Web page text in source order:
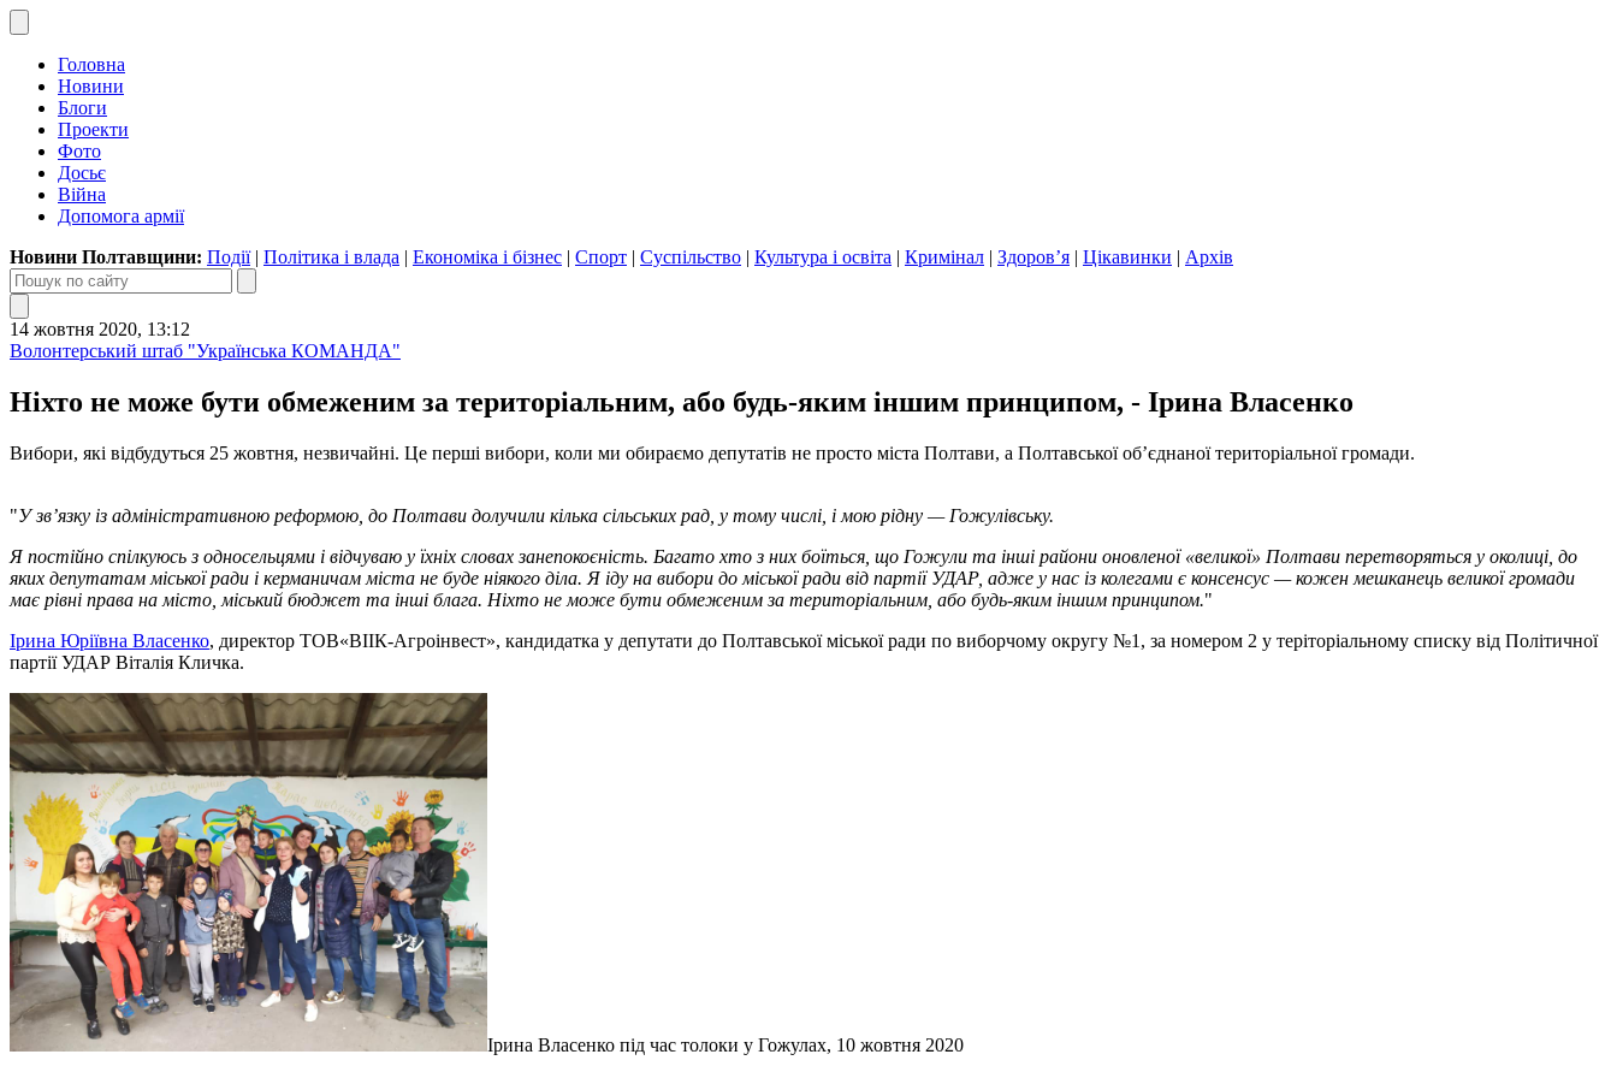
Головна
Новини
Блоги
Проекти
Фото
Досьє
Війна
Допомога армії
Новини Полтавщини: Події| Політика і влада | Економіка і бізнес | Спорт | Суспільство | Культура і освіта | Кримінал | Здоров’я | Цікавинки | Архів
14 жовтня 2020, 13:12
Волонтерський штаб "Українська КОМАНДА"
Ніхто не може бути обмеженим за територіальним, або будь-яким іншим принципом, - Ірина Власенко
Вибори, які відбудуться 25 жовтня, незвичайні. Це перші вибори, коли ми обираємо депутатів не просто міста Полтави, а Полтавської об’єднаної територіальної громади.
"У зв’язку із адміністративною реформою, до Полтави долучили кілька сільських рад, у тому числі, і мою рідну — Гожулівську.
Я постійно спілкуюсь з односельцями і відчуваю у їхніх словах занепокоєність. Багато хто з них боїться, що Гожули та інші райони оновленої «великої» Полтави перетворяться у околиці, до
яких депутатам міської ради і керманичам міста не буде ніякого діла. Я іду на вибори до міської ради від партії УДАР, адже у нас із колегами є консенсус — кожен мешканець великої громади
має рівні права на місто, міський бюджет та інші блага. Ніхто не може бути обмеженим за територіальним, або будь-яким іншим принципом."
Ірина Юріївна Власенко, директор ТОВ«ВІІК-Агроінвест», кандидатка у депутати до Полтавської міської ради по виборчому округу №1, за номером 2 у теріторіальному списку від Політичної
партії УДАР Віталія Кличка.
Ірина Власенко під час толоки у Гожулах, 10 жовтня 2020